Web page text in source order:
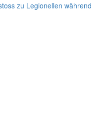
zu Legionellen während